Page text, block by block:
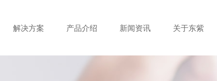
解决方案 产品介绍 新闻资讯 关于东紫